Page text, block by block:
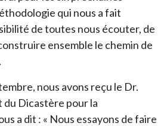
qui nous a fait
de toutes nous écouter, de
ensemble le chemin de
nous avons reçu le Dr.
Dicastère pour la
a dit : « Nous essayons de faire